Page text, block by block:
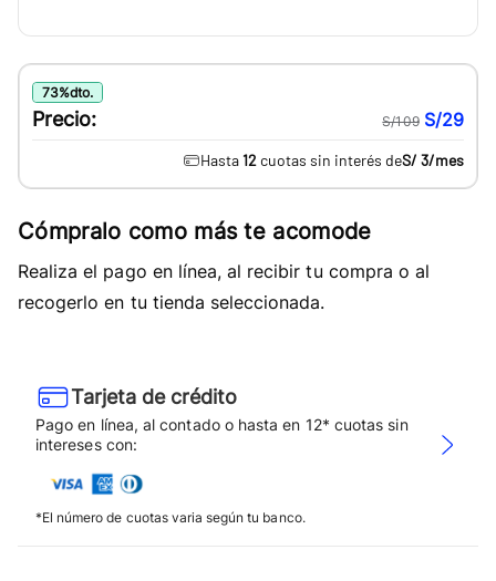
73%dto.
Precio: S/109 S/29
Hasta 12 cuotas sin interés deS/ 3/mes
Cómpralo como más te acomode
Realiza el pago en línea, al recibir tu compra o al
recogerlo en tu tienda seleccionada.
Tarjeta de crédito
Pago en línea, al contado o hasta en 12* cuotas sin
intereses con:
*El número de cuotas varia según tu banco.